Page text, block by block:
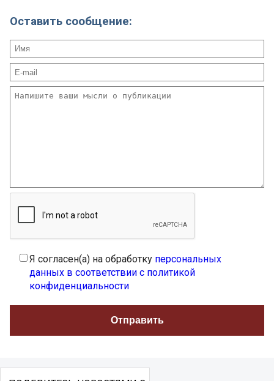
Оставить сообщение:
Я согласен(а) на обработку персональных
данных в соответствии с политикой
конфиденциальности